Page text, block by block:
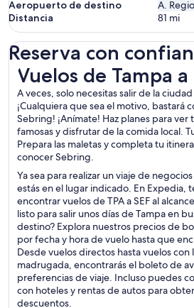
Aeropuerto de destino
A.
Distancia
81 mi
Reserva con
Vuelos de Tampa
A veces, solo necesitas salir de la
¡Cualquiera que sea el motivo, bastará
Sebring! ¡Anímate! Haz planes para ver
famosas y disfrutar de la comida local.
Prepara las maletas y completa tu
conocer Sebring.
Ya sea para realizar un viaje de
estás en el lugar indicado. En Expedia,
encontrar vuelos de TPA a SEF al
listo para salir unos días de Tampa en
destino? Explora nuestros precios de
por fecha y hora de vuelo hasta que
Desde vuelos directos hasta vuelos con
madrugada, encontrarás el boleto de
preferencias de viaje. Incluso puedes
con hoteles y rentas de autos para
descuentos.
Vuelos de Tampa a Sebring